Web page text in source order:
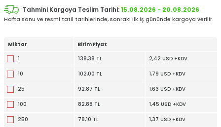
Tahmini Kargoya Teslim Tarihi:15.08.2026 - 20.08.2026
Hafta sonu ve resmi tatil tarihlerinde, sonraki ilk iş gününde kargoya verilir.
Miktar
Birim Fiyat
1
138,38 TL 2,42 USD +KDV
10 102,00 TL 1,79 USD +KDV
25 92,87 TL 1,63 USD +KDV
100 82,88 TL 1,45 USD +KDV
250 78,10 TL 1,37 USD +KDV